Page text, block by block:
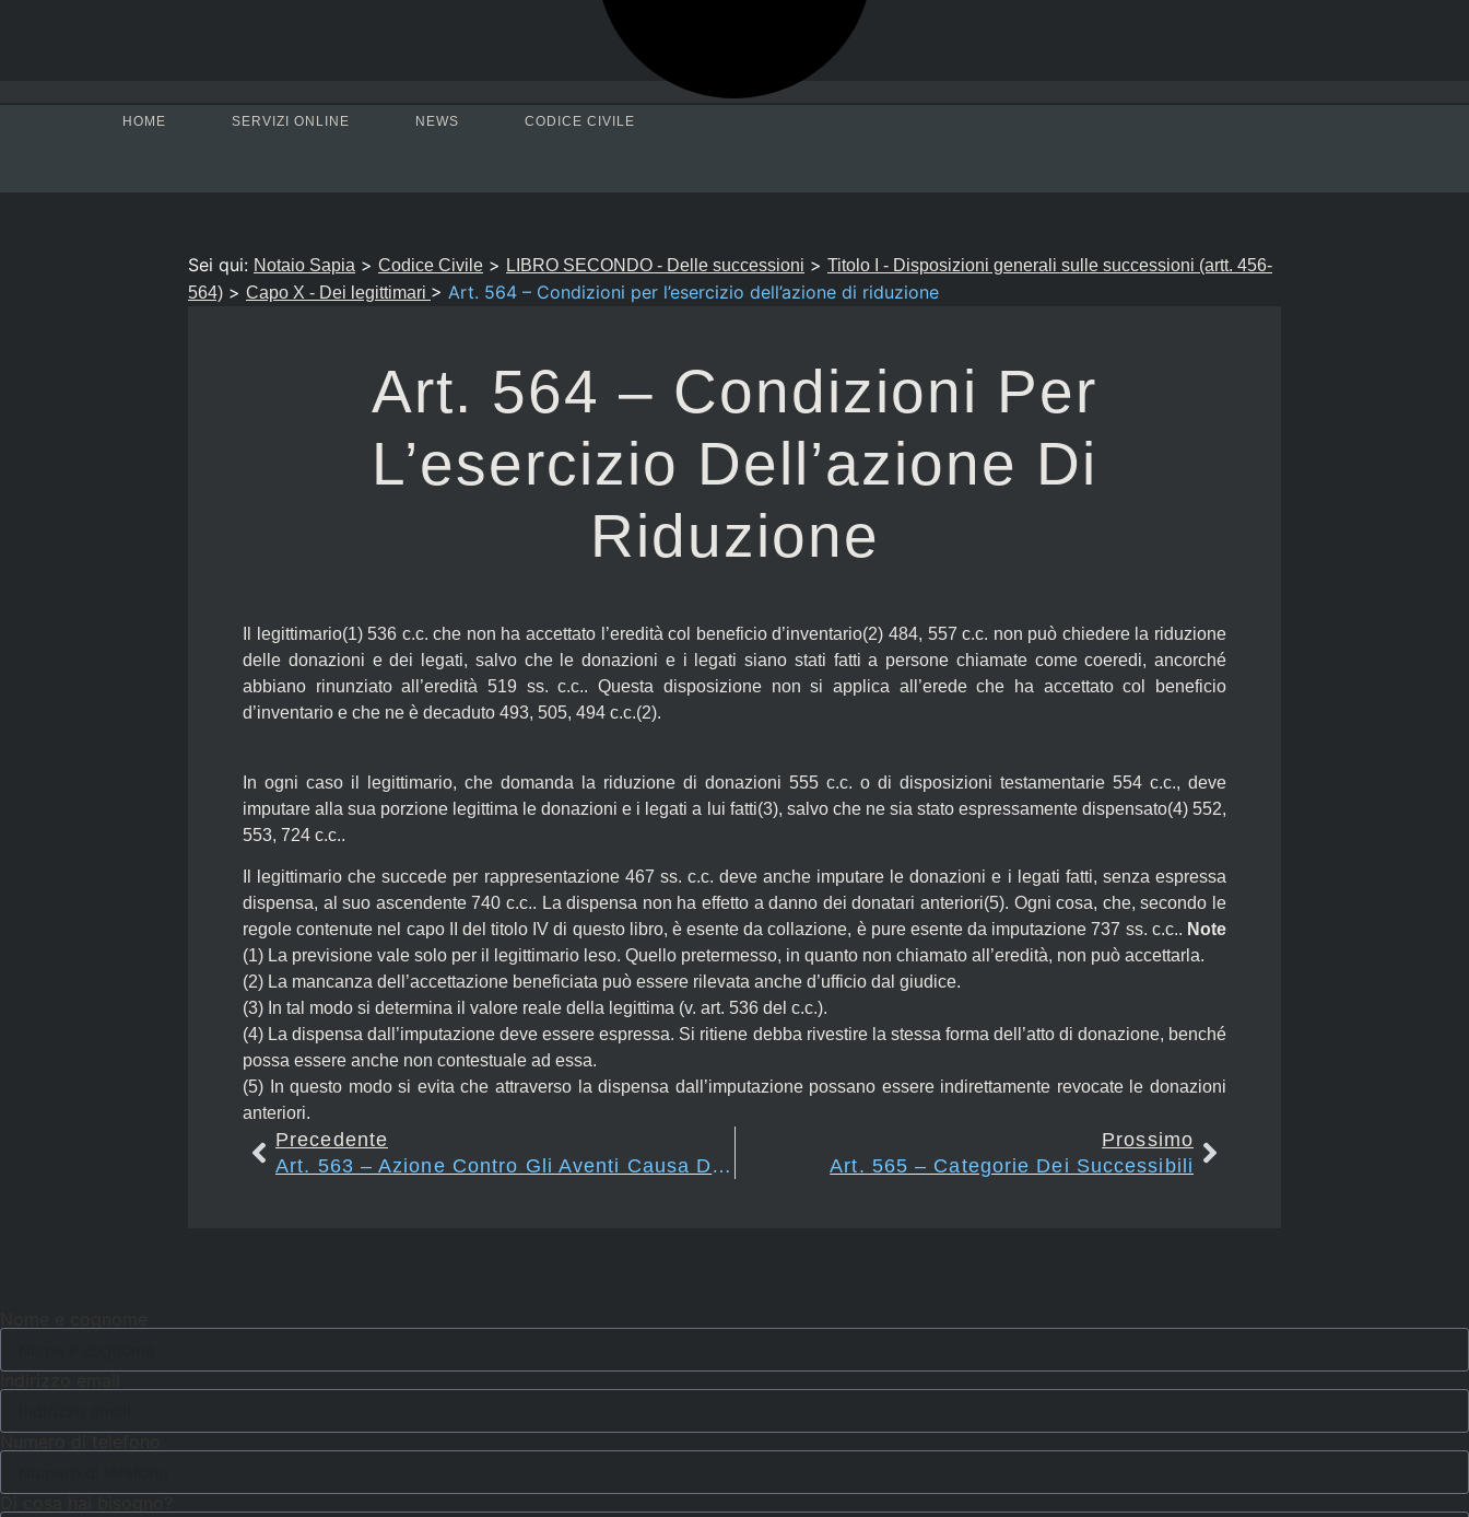
HOME SERVIZI ONLINE NEWS CODICE CIVILE
Sei qui: Notaio Sapia > Codice Civile > LIBRO SECONDO - Delle successioni > Titolo I - Disposizioni generali sulle successioni (artt. 456-
564) > Capo X - Dei legittimari > Art. 564 – Condizioni per l’esercizio dell’azione di riduzione
Art. 564 – Condizioni Per
L’esercizio Dell’azione Di
Riduzione
Il legittimario(1) 536 c.c. che non ha accettato l’eredità col beneficio d’inventario(2) 484, 557 c.c. non può chiedere la riduzione
delle donazioni e dei legati, salvo che le donazioni e i legati siano stati fatti a persone chiamate come coeredi, ancorché
abbiano rinunziato all’eredità 519 ss. c.c.. Questa disposizione non si applica all’erede che ha accettato col beneficio
d’inventario e che ne è decaduto 493, 505, 494 c.c.(2).
In ogni caso il legittimario, che domanda la riduzione di donazioni 555 c.c. o di disposizioni testamentarie 554 c.c., deve
imputare alla sua porzione legittima le donazioni e i legati a lui fatti(3), salvo che ne sia stato espressamente dispensato(4) 552,
553, 724 c.c..
Il legittimario che succede per rappresentazione 467 ss. c.c. deve anche imputare le donazioni e i legati fatti, senza espressa
dispensa, al suo ascendente 740 c.c.. La dispensa non ha effetto a danno dei donatari anteriori(5). Ogni cosa, che, secondo le
regole contenute nel capo II del titolo IV di questo libro, è esente da collazione, è pure esente da imputazione 737 ss. c.c.. Note
(1) La previsione vale solo per il legittimario leso. Quello pretermesso, in quanto non chiamato all’eredità, non può accettarla.
(2) La mancanza dell’accettazione beneficiata può essere rilevata anche d’ufficio dal giudice.
(3) In tal modo si determina il valore reale della legittima (v. art. 536 del c.c.).
(4) La dispensa dall’imputazione deve essere espressa. Si ritiene debba rivestire la stessa forma dell’atto di donazione, benché
possa essere anche non contestuale ad essa.
(5)
In questo modo si evita che attraverso la dispensa dall’imputazione possano essere indirettamente revocate le donazioni
anteriori.
Precedente
Art. 563 – Azione Contro Gli Aventi Causa Dai Donatari Soggetti A Riduzione
Prossimo
Art. 565 – Categorie Dei Successibili